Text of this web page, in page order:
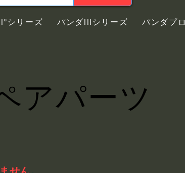
シリーズ パンダIIIシリーズ パンダプロ
アパーツ